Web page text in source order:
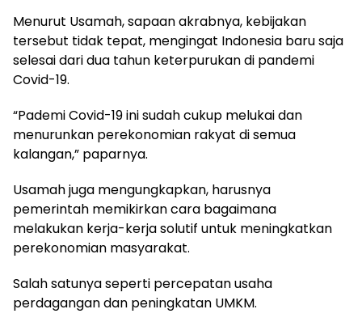
Menurut Usamah, sapaan akrabnya, kebijakan
tersebut tidak tepat, mengingat Indonesia baru saja
selesai dari dua tahun keterpurukan di pandemi
Covid-19.
“Pademi Covid-19 ini sudah cukup melukai dan
menurunkan perekonomian rakyat di semua
kalangan,” paparnya.
Usamah juga mengungkapkan, harusnya
pemerintah memikirkan cara bagaimana
melakukan kerja-kerja solutif untuk meningkatkan
perekonomian masyarakat.
Salah satunya seperti percepatan usaha
perdagangan dan peningkatan UMKM.